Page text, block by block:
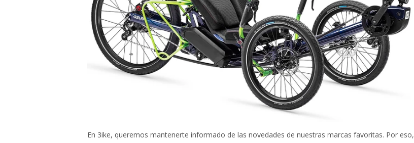
En 3ike, queremos mantenerte informado de las novedades de nuestras marcas favoritas. Por eso,